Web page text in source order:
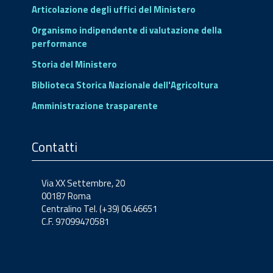
Articolazione degli uffici del Ministero
Organismo indipendente di valutazione della
performance
Storia del Ministero
Biblioteca Storica Nazionale dell'Agricoltura
Amministrazione trasparente
Contatti
Via XX Settembre, 20
00187 Roma
Centralino Tel. (+39) 06.46651
C.F. 97099470581